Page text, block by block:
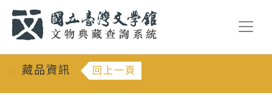
::: 藏品資訊 回上一頁